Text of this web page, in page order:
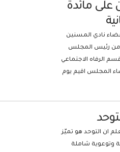
على مائدة
نادي المسنين
من رئيس المجلس
الرفاه الاجتماعي
المجلس اقيم يوم
ان التوحد هو تميّز
وتوعوية شاملة